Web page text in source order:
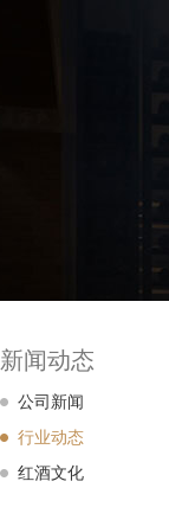
新闻动态
公司新闻
行业动态
红酒文化